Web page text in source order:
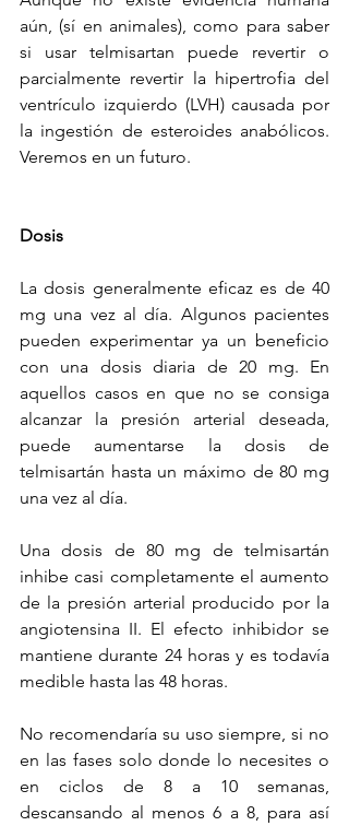
aún, (sí en animales), como para saber
si usar telmisartan puede revertir o
parcialmente revertir la hipertrofia del
ventrículo izquierdo (LVH) causada por
la ingestión de esteroides anabólicos.
Veremos en un futuro.
Dosis
La dosis generalmente eficaz es de 40
mg una vez al día. Algunos pacientes
pueden experimentar ya un beneficio
con una dosis diaria de 20 mg. En
aquellos casos en que no se consiga
alcanzar la presión arterial deseada,
puede aumentarse la dosis de
telmisartán hasta un máximo de 80 mg
una vez al día.
Una dosis de 80 mg de telmisartán
inhibe casi completamente el aumento
de la presión arterial producido por la
angiotensina II. El efecto inhibidor se
mantiene durante 24 horas y es todavía
medible hasta las 48 horas.
No recomendaría su uso siempre, si no
en las fases solo donde lo necesites o
en ciclos de 8 a 10 semanas,
descansando al menos 6 a 8, para así